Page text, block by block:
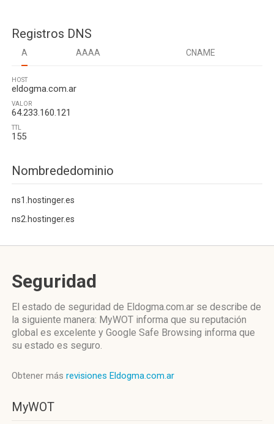
Registros DNS
A AAAA CNAME
HOST
eldogma.com.ar
VALOR
64.233.160.121
TTL
155
Nombrededominio
ns1.hostinger.es
ns2.hostinger.es
Seguridad
El estado de seguridad de Eldogma.com.ar se describe de
la siguiente manera: MyWOT informa que su reputación
global es excelente y Google Safe Browsing informa que
su estado es seguro.
Obtener más revisiones Eldogma.com.ar
MyWOT